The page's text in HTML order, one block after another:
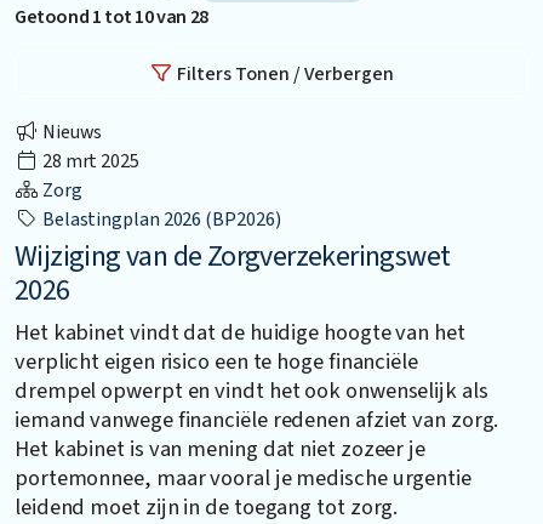
Getoond1tot10van 28
Filters Tonen / Verbergen
Nieuws
28 mrt 2025
Zorg
Belastingplan 2026 (BP2026)
Wijziging van de Zorgverzekeringswet
2026
Het kabinet vindt dat de huidige hoogte van het
verplicht eigen risico een te hoge financiële
drempel opwerpt en vindt het ook onwenselijk als
iemand vanwege financiële redenen afziet van zorg.
Het kabinet is van mening dat niet zozeer je
portemonnee, maar vooral je medische urgentie
leidend moet zijn in de toegang tot zorg.